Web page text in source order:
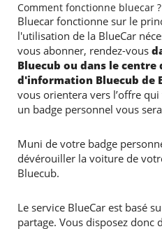
Comment fonctionne bluecar ?
Bluecar fonctionne sur le
l'utilisation de la BlueCar
vous abonner, rendez-vous
Bluecub ou dans le centre
d'information Bluecub de
vous orientera vers l’offre
un badge personnel vous
Muni de votre badge
dévérouiller la voiture de
Bluecub.
Le service BlueCar est basé
partage. Vous disposez donc